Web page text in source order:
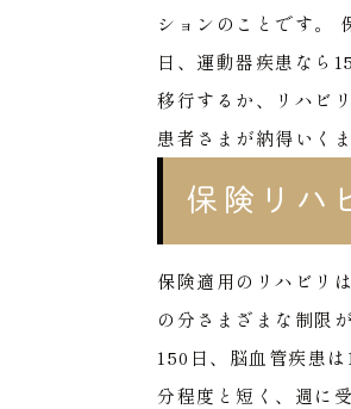
ションのことです。
日、運動器疾患なら
移行するか、リハビ
患者さまが納得いく
保険リハ
保険適用のリハビリ
の分さまざまな制限
150日、脳血管疾患
分程度と短く、週に